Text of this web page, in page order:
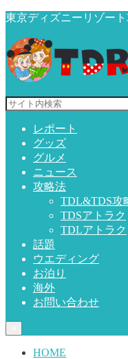
東京ディズニーリゾー
レポート
グッズ
グルメ
ニュース
攻略法
TDL&TDS攻
TDSアトラク
TDLアトラク
話題
ウエディング
お泊り
海外
お問い合わせ
HOME